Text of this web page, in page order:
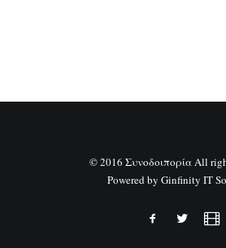
© 2016 Συνοδοιπορία All
Powered by Ginfinity IT